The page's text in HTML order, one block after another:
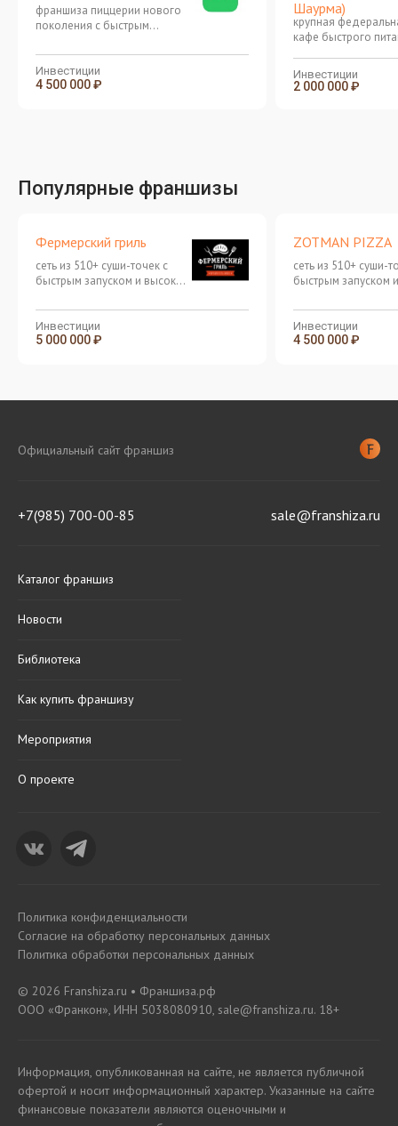
франшиза пиццерии нового
поколения с быстрым
Инвестиции
4 500 000 ₽
Шаурма)
крупная
кафе быстрого
Инвестиции
2 000 000 ₽
Популярные франшизы
Фермерский гриль
сеть из 510+ суши-точек с
быстрым запуском и высокой
Инвестиции
5 000 000 ₽
ZOTMAN PIZZA
сеть из 510+ суши-
быстрым запуском
Инвестиции
4 500 000 ₽
Официальный сайт франшиз
+7(985) 700-00-85 sale@franshiza.ru
Каталог франшиз
Новости
Библиотека
Как купить франшизу
Мероприятия
О проекте
Политика конфиденциальности
Согласие на обработку персональных данных
Политика обработки персональных данных
© 2026 Franshiza.ru • Франшиза.рф
ООО «Франкон», ИНН 5038080910, sale@franshiza.ru. 18+
Информация, опубликованная на сайте, не является публичной
офертой и носит информационный характер. Указанные на сайте
финансовые показатели являются оценочными и